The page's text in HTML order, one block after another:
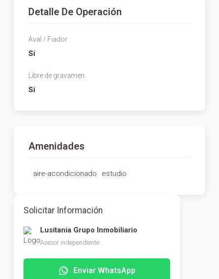
Detalle De Operación
Aval / Fiador
Sí
Libre de gravamen
Sí
Amenidades
aire-acondicionado estudio
Solicitar Información
Lusitania Grupo Inmobiliario
Asesor independiente
Enviar WhatsApp